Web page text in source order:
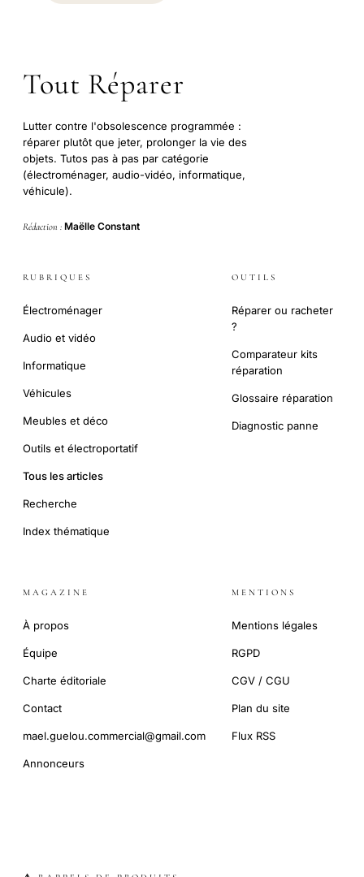
Tout Réparer
Lutter contre l'obsolescence programmée :
réparer plutôt que jeter, prolonger la vie des
objets. Tutos pas à pas par catégorie
(électroménager, audio-vidéo, informatique,
véhicule).
Rédaction : Maëlle Constant
RUBRIQUES
Électroménager
Audio et vidéo
Informatique
Véhicules
Meubles et déco
Outils et électroportatif
Tous les articles
Recherche
Index thématique
OUTILS
Réparer ou racheter
?
Comparateur kits
réparation
Glossaire réparation
Diagnostic panne
MAGAZINE
À propos
Équipe
Charte éditoriale
Contact
mael.guelou.commercial@gmail.com
Annonceurs
MENTIONS
Mentions légales
RGPD
CGV / CGU
Plan du site
Flux RSS